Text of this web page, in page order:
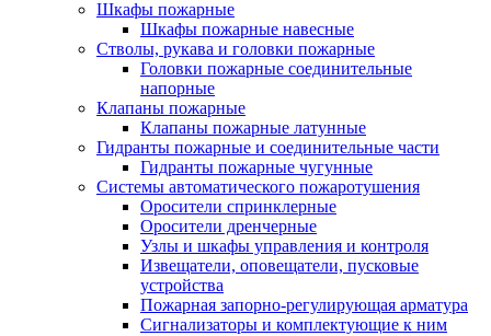
Шкафы пожарные
Шкафы пожарные навесные
Стволы, рукава и головки пожарные
Головки пожарные соединительные
напорные
Клапаны пожарные
Клапаны пожарные латунные
Гидранты пожарные и соединительные части
Гидранты пожарные чугунные
Системы автоматического пожаротушения
Оросители спринклерные
Оросители дренчерные
Узлы и шкафы управления и контроля
Извещатели, оповещатели, пусковые
устройства
Пожарная запорно-регулирующая арматура
Сигнализаторы и комплектующие к ним